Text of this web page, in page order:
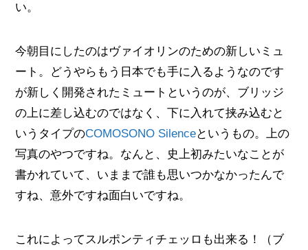
い。
今朝目にしたのはヴァイオリンのための新しいミュ
ート。どうやらもう日本でも手に入るようなのです
が新しく開発されたミュートというのが、ブリッジ
の上に差し込むのではなく、下に入れて挟み込むと
いうタイプのCOMOSONO Silenceというもの。上の
写真のやつですね。なんと、史上初みたいなことが
書かれていて、いままで誰も思いつかなかったんで
すね、意外ですね面白いですね。
これによってスルポンティチェッロも出来る！（ブ